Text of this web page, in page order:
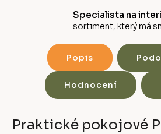
Specialista na
sortiment, který má
Popis
Hodnocení
Praktické pokojové